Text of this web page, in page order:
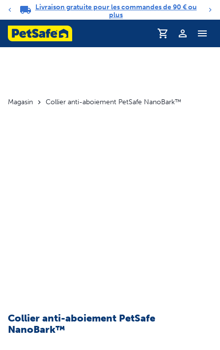
Carrousel de notifications
Livraison gratuite pour les commandes de 90 € ou
plus
Profil
Magasin Collier anti-aboiement PetSafe NanoBark™
Collier anti-aboiement PetSafe
NanoBark™